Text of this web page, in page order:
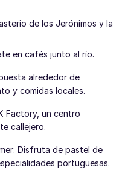
de los Jerónimos y la
en cafés junto al río.
alrededor de
y comidas locales.
Factory, un centro
callejero.
Disfruta de pastel de
portuguesas.